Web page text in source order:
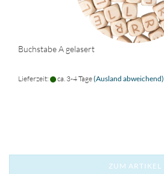
Buchstabe A gelasert
Lieferzeit: ca. 3-4 Tage(Ausland abweichend)
ZUM ARTIKEL